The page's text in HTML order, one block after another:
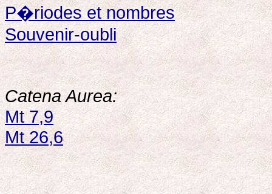
P�riodes et nombres
Souvenir-oubli
Catena Aurea:
Mt 7,9
Mt 26,6